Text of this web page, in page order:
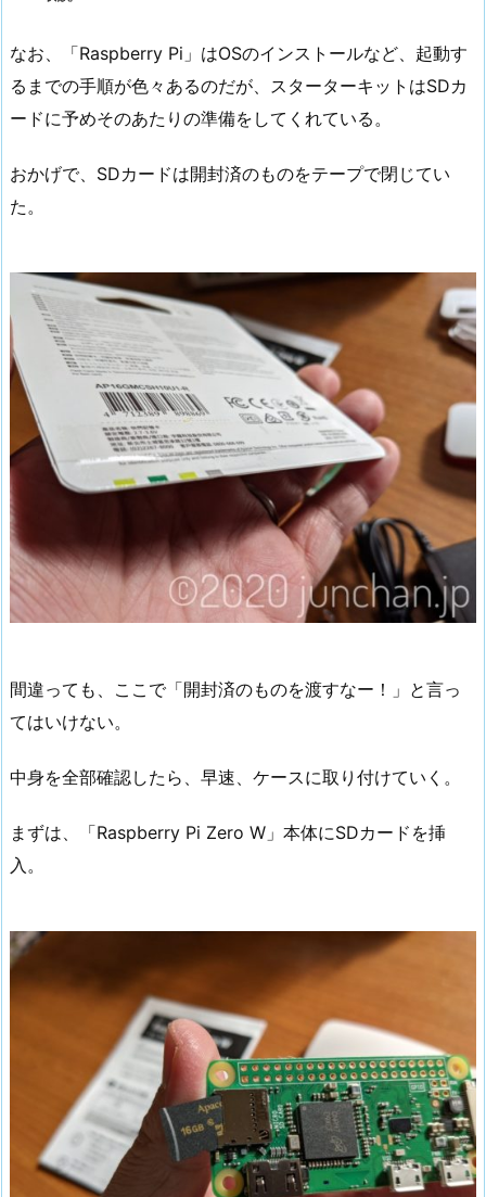
なお、「Raspberry Pi」はOSのインストールなど、起動す
るまでの手順が色々あるのだが、スターターキットはSDカ
ードに予めそのあたりの準備をしてくれている。
おかげで、SDカードは開封済のものをテープで閉じてい
た。
間違っても、ここで「開封済のものを渡すなー！」と言っ
てはいけない。
中身を全部確認したら、早速、ケースに取り付けていく。
まずは、「Raspberry Pi Zero W」本体にSDカードを挿
入。